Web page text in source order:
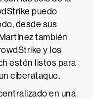
puedo
desde sus
también
y los
estén listos para
ciberataque.
en una